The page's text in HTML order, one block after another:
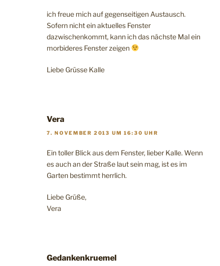
ich freue mich auf gegenseitigen Austausch.
Sofern nicht ein aktuelles Fenster
dazwischenkommt, kann ich das nächste Mal ein
morbideres Fenster zeigen
Liebe Grüsse Kalle
Vera
7. NOVEMBER 2013 UM 16:30 UHR
Ein toller Blick aus dem Fenster, lieber Kalle. Wenn
es auch an der Straße laut sein mag, ist es im
Garten bestimmt herrlich.
Liebe Grüße,
Vera
Gedankenkruemel